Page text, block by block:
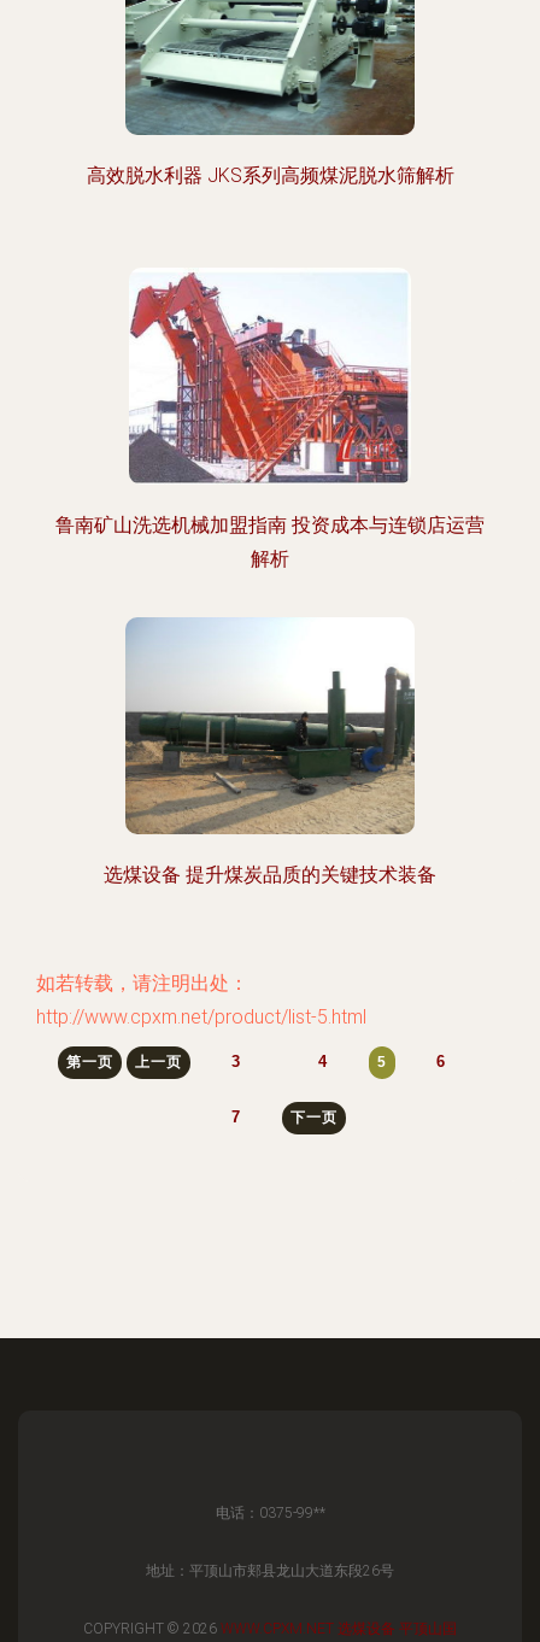
高效脱水利器 JKS系列高频煤泥脱水筛解析
鲁南矿山洗选机械加盟指南 投资成本与连锁店运营
解析
选煤设备 提升煤炭品质的关键技术装备
如若转载，请注明出处：
http://www.cpxm.net/product/list-5.html
第一页 上一页 3 4 5 6
7 下一页
电话：0375-99**
地址：平顶山市郏县龙山大道东段26号
COPYRIGHT © 2026 WWW.CPXM.NET 选煤设备 平顶山国